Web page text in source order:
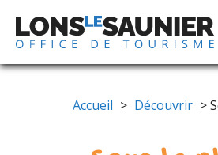
Accueil > Découvrir >